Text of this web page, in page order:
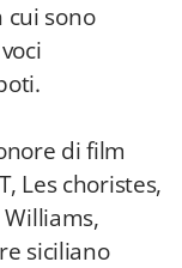
cui sono
di film
Les choristes,
siciliano